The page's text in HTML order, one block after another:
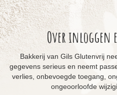
Over inloggen
Bakkerij van Gils Glutenvrij
gegevens serieus en neemt
verlies, onbevoegde toegang,
ongeoorloofde